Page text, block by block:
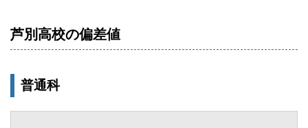
芦別高校の偏差値
普通科